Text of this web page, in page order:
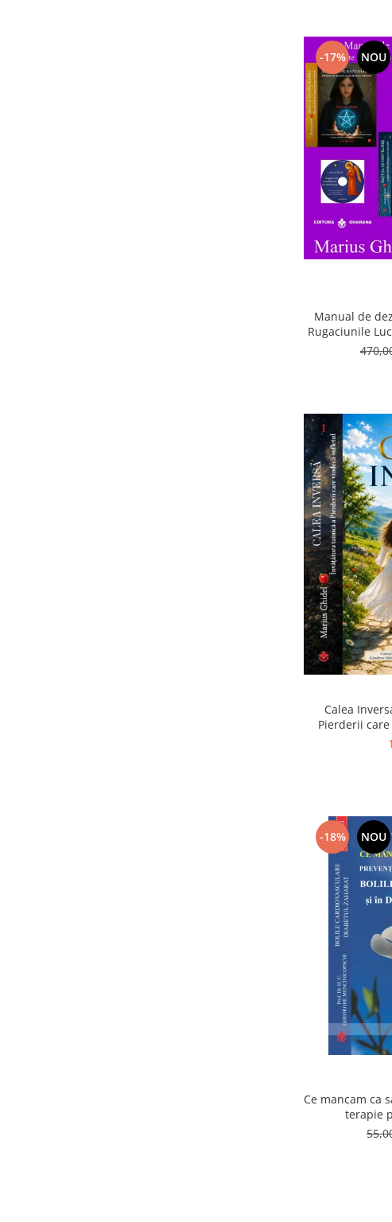
-17% NOU
Manual de
Rugaciunile
Calea
Pierderii
Pierderea,
-18% NOU
Ce mancam ca
terapie